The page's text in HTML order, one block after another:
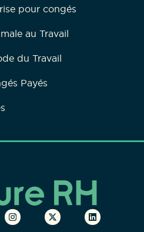
pour congés
au Travail
du Travail
Payés